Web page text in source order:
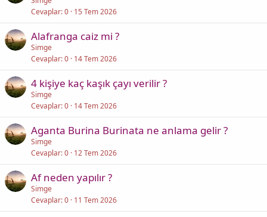
Cevaplar 0 15 Tem 2026
Alafranga caiz mi ?
Simge
Cevaplar 0 14 Tem 2026
4 kişiye kaç kaşık çayı verilir ?
Simge
Cevaplar 0 14 Tem 2026
Aganta Burina Burinata ne anlama gelir ?
Simge
Cevaplar 0 12 Tem 2026
Af neden yapılır ?
Simge
Cevaplar 0 11 Tem 2026